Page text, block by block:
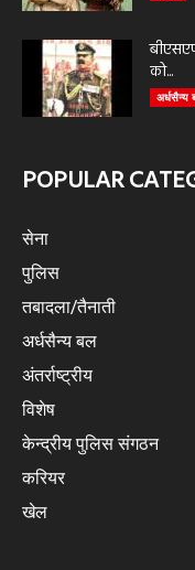
को...
अर्धसैन्य
POPULAR
सेना
पुलिस
तबादला/तैनाती
अर्धसैन्य बल
अंतर्राष्ट्रीय
विशेष
केन्द्रीय पुलिस संगठन
करियर
खेल